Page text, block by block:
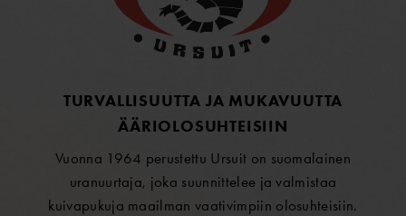
TURVALLISUUTTA JA MUKAVUUTTA
ÄÄRIOLOSUHTEISIIN
Vuonna 1964 perustettu Ursuit on suomalainen
uranuurtaja, joka suunnittelee ja valmistaa
kuivapukuja maailman vaativimpiin olosuhteisiin.